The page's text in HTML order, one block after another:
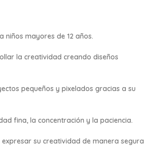
niños mayores de 12 años.
la creatividad creando diseños
pequeños y pixelados gracias a su
fina, la concentración y la paciencia.
expresar su creatividad de manera segura